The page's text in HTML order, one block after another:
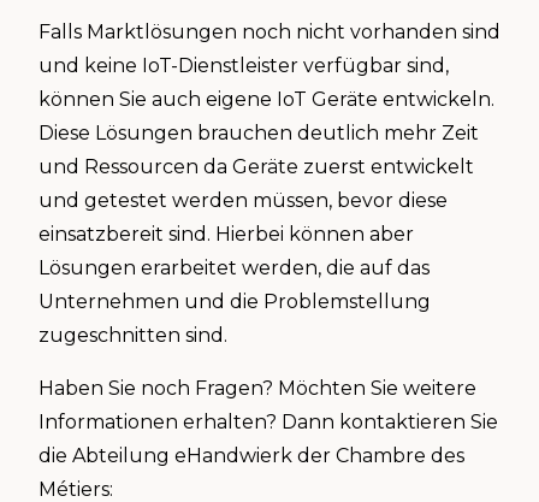
Falls Marktlösungen noch nicht vorhanden sind
und keine IoT-Dienstleister verfügbar sind,
können Sie auch eigene IoT Geräte entwickeln.
Diese Lösungen brauchen deutlich mehr Zeit
und Ressourcen da Geräte zuerst entwickelt
und getestet werden müssen, bevor diese
einsatzbereit sind. Hierbei können aber
Lösungen erarbeitet werden, die auf das
Unternehmen und die Problemstellung
zugeschnitten sind.
Haben Sie noch Fragen? Möchten Sie weitere
Informationen erhalten? Dann kontaktieren Sie
die Abteilung eHandwierk der Chambre des
Métiers: